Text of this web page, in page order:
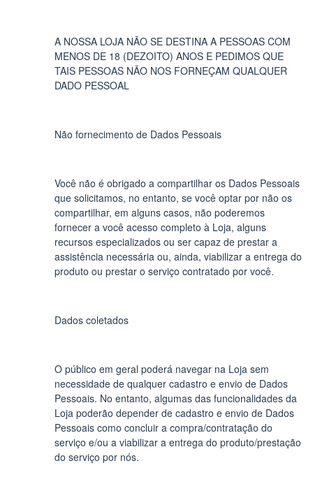
A NOSSA LOJA NÃO SE DESTINA A PESSOAS COM
MENOS DE 18 (DEZOITO) ANOS E PEDIMOS QUE
TAIS PESSOAS NÃO NOS FORNEÇAM QUALQUER
DADO PESSOAL
Não fornecimento de Dados Pessoais
Você não é obrigado a compartilhar os Dados Pessoais
que solicitamos, no entanto, se você optar por não os
compartilhar, em alguns casos, não poderemos
fornecer a você acesso completo à Loja, alguns
recursos especializados ou ser capaz de prestar a
assistência necessária ou, ainda, viabilizar a entrega do
produto ou prestar o serviço contratado por você.
Dados coletados
O público em geral poderá navegar na Loja sem
necessidade de qualquer cadastro e envio de Dados
Pessoais. No entanto, algumas das funcionalidades da
Loja poderão depender de cadastro e envio de Dados
Pessoais como concluir a compra/contratação do
serviço e/ou a viabilizar a entrega do produto/prestação
do serviço por nós.